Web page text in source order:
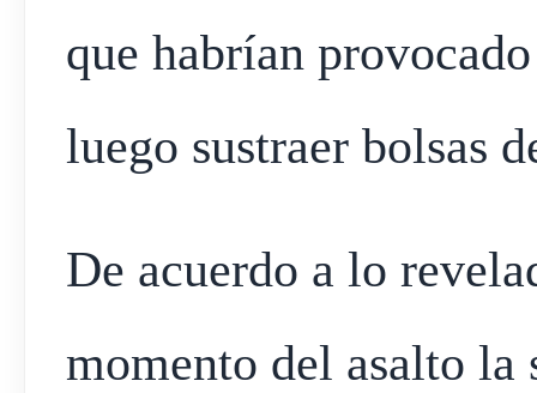
que habrían
luego sustraer bolsas
De acuerdo a lo
momento del asalto la